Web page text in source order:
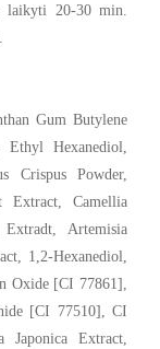
laikyti 20-30 min.
Gum Butylene
Hexanediol,
Crispus Powder,
Extract, Camellia
Artemisia
1,2-Hexanediol,
Oxide [CI 77861],
[CI 77510], CI
Japonica Extract,